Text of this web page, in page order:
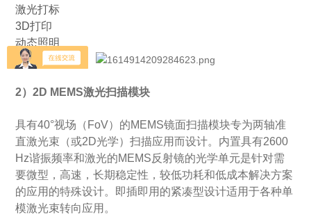
激光打标
3D打印
动态照明
2）2D MEMS激光扫描模块
具有40°视场（FoV）的MEMS镜面扫描模块专为两轴准
直激光束（或2D光学）扫描应用而设计。内置具有2600
Hz谐振频率和激光的MEMS反射镜的光学单元是针对需
要微型，高速，长期稳定性，较低功耗和低成本解决方案
的应用的特殊设计。即插即用的紧凑型设计适用于各种单
模激光束转向应用。